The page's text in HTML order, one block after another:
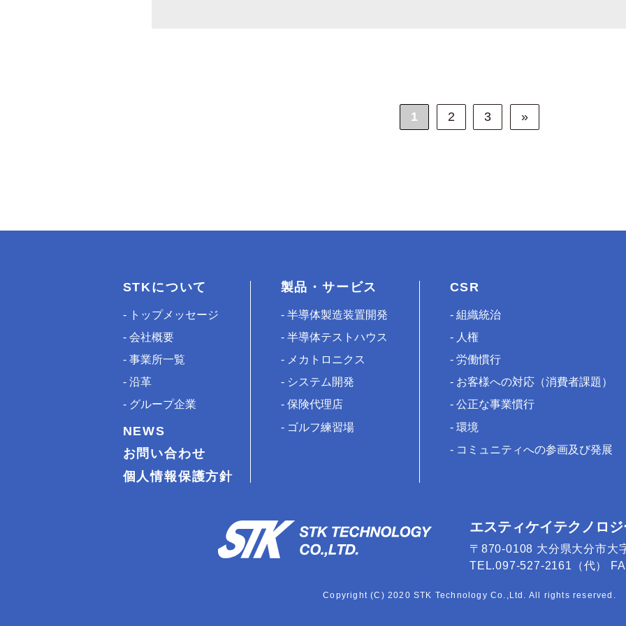
1 2 3 »
STKについて
トップメッセージ
会社概要
事業所一覧
沿革
グループ企業
製品・サービス
半導体製造装置開発
半導体テストハウス
メカトロニクス
システム開発
保険代理店
ゴルフ練習場
CSR
組織統治
人権
労働慣行
お客様への対応（消費者課題）
公正な事業慣行
環境
コミュニティへの参画及び発展
NEWS
お問い合わせ
個人情報保護方針
エスティケイテクノロ
〒870-0108 大分県大分市大
TEL.097-527-2161（代）
Copyright (C) 2020 STK Technology Co.,Ltd. All rights reserved.